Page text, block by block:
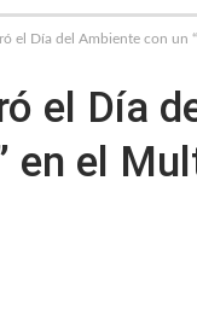
el Día del Ambiente con un
el Día
en el